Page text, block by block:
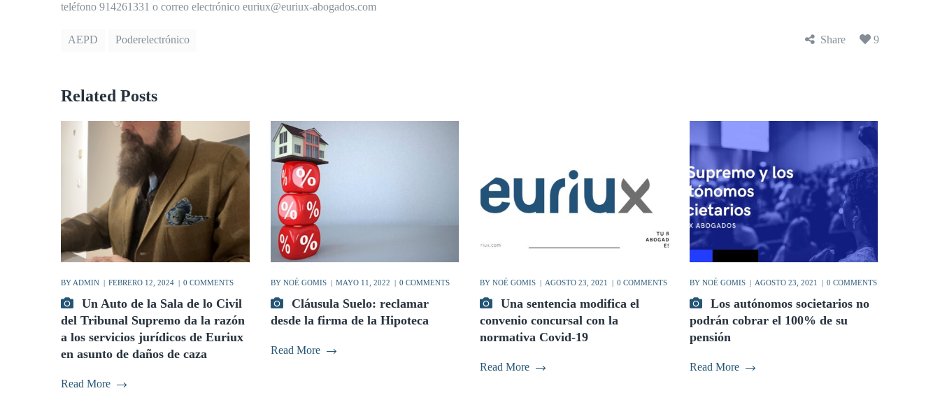
teléfono 914261331 o correo electrónico euriux@euriux-abogados.com
AEPD Poderelectrónico Share 9
Related Posts
BY ADMIN FEBRERO 12, 2024 0 COMMENTS
Un Auto de la Sala de lo Civil
del Tribunal Supremo da la razón
a los servicios jurídicos de Euriux
en asunto de daños de caza
Read More
BY NOÉ GOMIS MAYO 11, 2022 0 COMMENTS
Cláusula Suelo: reclamar
desde la firma de la Hipoteca
Read More
BY NOÉ GOMIS AGOSTO 23, 2021 0 COMMENTS
Una sentencia modifica el
convenio concursal con la
normativa Covid-19
Read More
BY NOÉ GOMIS AGOSTO 23, 2021 0 COMMENTS
Los autónomos societarios no
podrán cobrar el 100% de su
pensión
Read More